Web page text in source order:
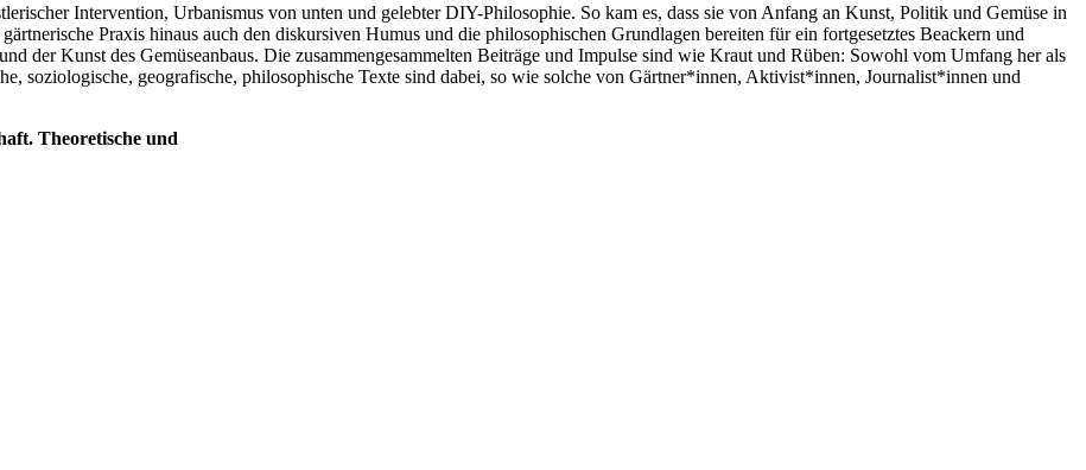
Intervention, Urbanismus von unten und gelebter DIY-Philosophie. So kam es, dass sie von Anfang an Kunst, Politik und Gemüse in
Praxis hinaus auch den diskursiven Humus und die philosophischen Grundlagen bereiten für ein fortgesetztes Beackern und
der Kunst des Gemüseanbaus. Die zusammengesammelten Beiträge und Impulse sind wie Kraut und Rüben: Sowohl vom Umfang her als
soziologische, geografische, philosophische Texte sind dabei, so wie solche von Gärtner*innen, Aktivist*innen, Journalist*innen und
Theoretische und